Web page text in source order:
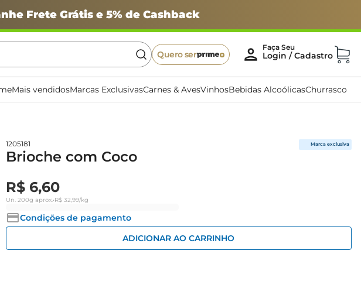
Frete Grátis e 5% de Cashback
Quero ser
Mais vendidosMarcas ExclusivasCarnes & AvesVinhosBebidas AlcoólicasChurrasco
1205181
Brioche com Coco
R$ 6,60
Un. 200g aprox.•R$ 32,99/kg
Condições de pagamento
ADICIONAR AO CARRINHO